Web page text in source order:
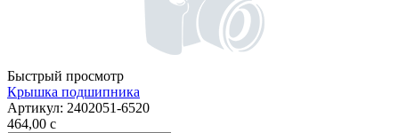
Быстрый просмотр
Крышка подшипника
Артикул: 2402051-6520
464,00 c